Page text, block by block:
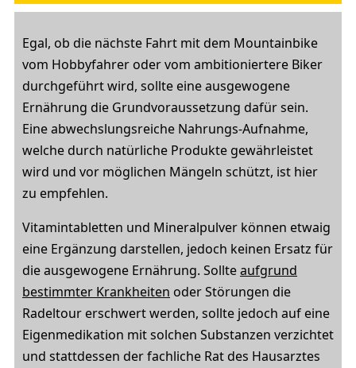
Egal, ob die nächste Fahrt mit dem Mountainbike
vom Hobbyfahrer oder vom ambitioniertere Biker
durchgeführt wird, sollte eine ausgewogene
Ernährung die Grundvoraussetzung dafür sein.
Eine abwechslungsreiche Nahrungs-Aufnahme,
welche durch natürliche Produkte gewährleistet
wird und vor möglichen Mängeln schützt, ist hier
zu empfehlen.
Vitamintabletten und Mineralpulver können etwaig
eine Ergänzung darstellen, jedoch keinen Ersatz für
die ausgewogene Ernährung. Sollteaufgrund
bestimmter Krankheiten oder Störungen die
Radeltour erschwert werden, sollte jedoch auf eine
Eigenmedikation mit solchen Substanzen verzichtet
und stattdessen der fachliche Rat des Hausarztes